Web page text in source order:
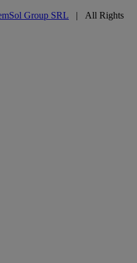
Group SRL | All Rights